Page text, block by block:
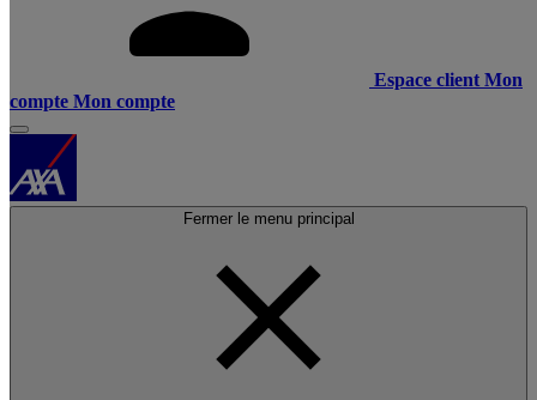
Espace client Mon
compte Mon compte
Fermer le menu principal